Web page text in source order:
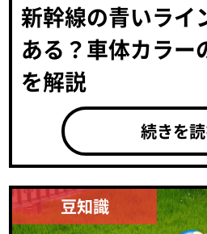
新幹線の青いライ
ある？車体カラー
を解説
続きを
豆知識